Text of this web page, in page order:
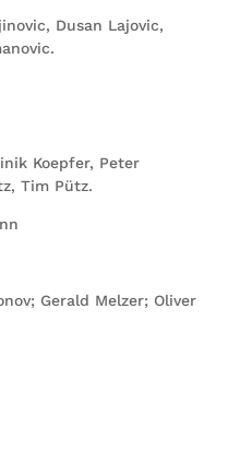
Dusan Lajovic,
Koepfer, Peter
Tim Pütz.
Gerald Melzer; Oliver